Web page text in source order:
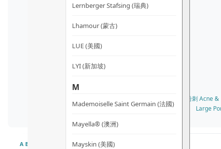
Lernberger Stafsing (瑞典)
Lhamour (蒙古)
LUE (美國)
LYI (新加坡)
M
Mademoiselle Saint Germain (法國)
Mayella® (澳洲)
Mayskin (美國)
✓ 所有膚質 All Skin Types · 敏感肌膚 Sensitive Skin · 暗瘡及粉刺
Large
ABOUT